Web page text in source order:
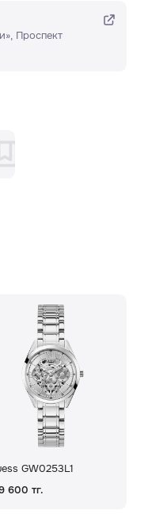
Проспект
GW0253L1
600 тг.